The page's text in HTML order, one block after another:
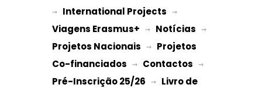
→ International Projects
Viagens Erasmus+ → Notícias
Projetos Nacionais → Projetos
Co-financiados → Contactos
Pré-Inscrição 25/26 → Livro de